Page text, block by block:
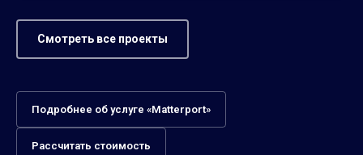
Смотреть все проекты
Подробнее об услуге «Matterport»
Рассчитать стоимость